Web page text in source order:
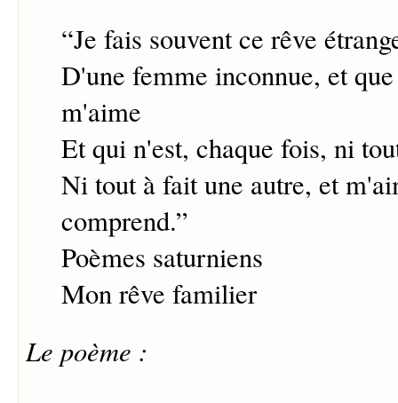
“Je fais souvent ce rêve
D'une femme inconnue, et
m'aime
Et qui n'est, chaque fois, ni
Ni tout à fait une autre, et
comprend.”
Poèmes saturniens
Mon rêve familier
Le poème :